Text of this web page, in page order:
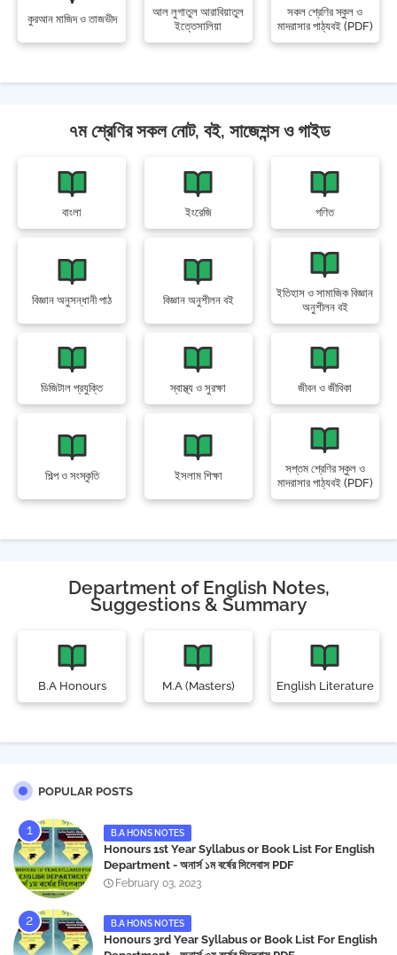
কুরআন মাজিদ ও তাজভীদ
আল লুগাতুল আরাবিয়াতুল
ইত্তেসালিয়া
সকল শ্রেণির স্কুল ও
মাদরাসার পাঠ্যবই (PDF)
৭ম শ্রেণির সকল নোট, বই, সাজেশন্স ও গাইড
বাংলা ইংরেজি গণিত
বিজ্ঞান অনুসন্ধানী পাঠ বিজ্ঞান অনুশীলন বই
ইতিহাস ও সামাজিক বিজ্ঞান
অনুশীলন বই
ডিজিটাল প্রযুক্তি স্বাস্থ্য ও সুরক্ষা জীবন ও জীবিকা
শিল্প ও সংস্কৃতি ইসলাম শিক্ষা
সপ্তম শ্রেণির স্কুল ও
মাদরাসার পাঠ্যবই (PDF)
Department of English Notes,
Suggestions & Summary
B.A Honours M.A (Masters) English Literature
POPULAR POSTS
B.A HONS NOTES
Honours 1st Year Syllabus or Book List For English
Department - অনার্স ১ম বর্ষের সিলেবাস PDF
February 03, 2023
B.A HONS NOTES
Honours 3rd Year Syllabus or Book List For English